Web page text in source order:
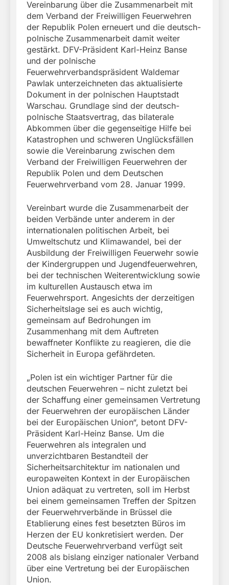
Vereinbarung über die Zusammenarbeit mit
dem Verband der Freiwilligen Feuerwehren
der Republik Polen erneuert und die deutsch-
polnische Zusammenarbeit damit weiter
gestärkt. DFV-Präsident Karl-Heinz Banse
und der polnische
Feuerwehrverbandspräsident Waldemar
Pawlak unterzeichneten das aktualisierte
Dokument in der polnischen Hauptstadt
Warschau. Grundlage sind der deutsch-
polnische Staatsvertrag, das bilaterale
Abkommen über die gegenseitige Hilfe bei
Katastrophen und schweren Unglücksfällen
sowie die Vereinbarung zwischen dem
Verband der Freiwilligen Feuerwehren der
Republik Polen und dem Deutschen
Feuerwehrverband vom 28. Januar 1999.
Vereinbart wurde die Zusammenarbeit der
beiden Verbände unter anderem in der
internationalen politischen Arbeit, bei
Umweltschutz und Klimawandel, bei der
Ausbildung der Freiwilligen Feuerwehr sowie
der Kindergruppen und Jugendfeuerwehren,
bei der technischen Weiterentwicklung sowie
im kulturellen Austausch etwa im
Feuerwehrsport. Angesichts der derzeitigen
Sicherheitslage sei es auch wichtig,
gemeinsam auf Bedrohungen im
Zusammenhang mit dem Auftreten
bewaffneter Konflikte zu reagieren, die die
Sicherheit in Europa gefährdeten.
„Polen ist ein wichtiger Partner für die
deutschen Feuerwehren – nicht zuletzt bei
der Schaffung einer gemeinsamen Vertretung
der Feuerwehren der europäischen Länder
bei der Europäischen Union“, betont DFV-
Präsident Karl-Heinz Banse. Um die
Feuerwehren als integralen und
unverzichtbaren Bestandteil der
Sicherheitsarchitektur im nationalen und
europaweiten Kontext in der Europäischen
Union adäquat zu vertreten, soll im Herbst
bei einem gemeinsamen Treffen der Spitzen
der Feuerwehrverbände in Brüssel die
Etablierung eines fest besetzten Büros im
Herzen der EU konkretisiert werden. Der
Deutsche Feuerwehrverband verfügt seit
2008 als bislang einziger nationaler Verband
über eine Vertretung bei der Europäischen
Union.